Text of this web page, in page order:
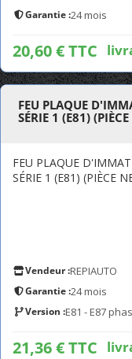
Garantie :24 mois
20,60 € TTC
FEU PLAQUE
SÉRIE 1 (E81)
FEU PLAQUE
SÉRIE 1 (E81) (PIÈCE
Vendeur :REPIAUTO
Garantie :24 mois
Version :E81 - E87
21,36 € TTC